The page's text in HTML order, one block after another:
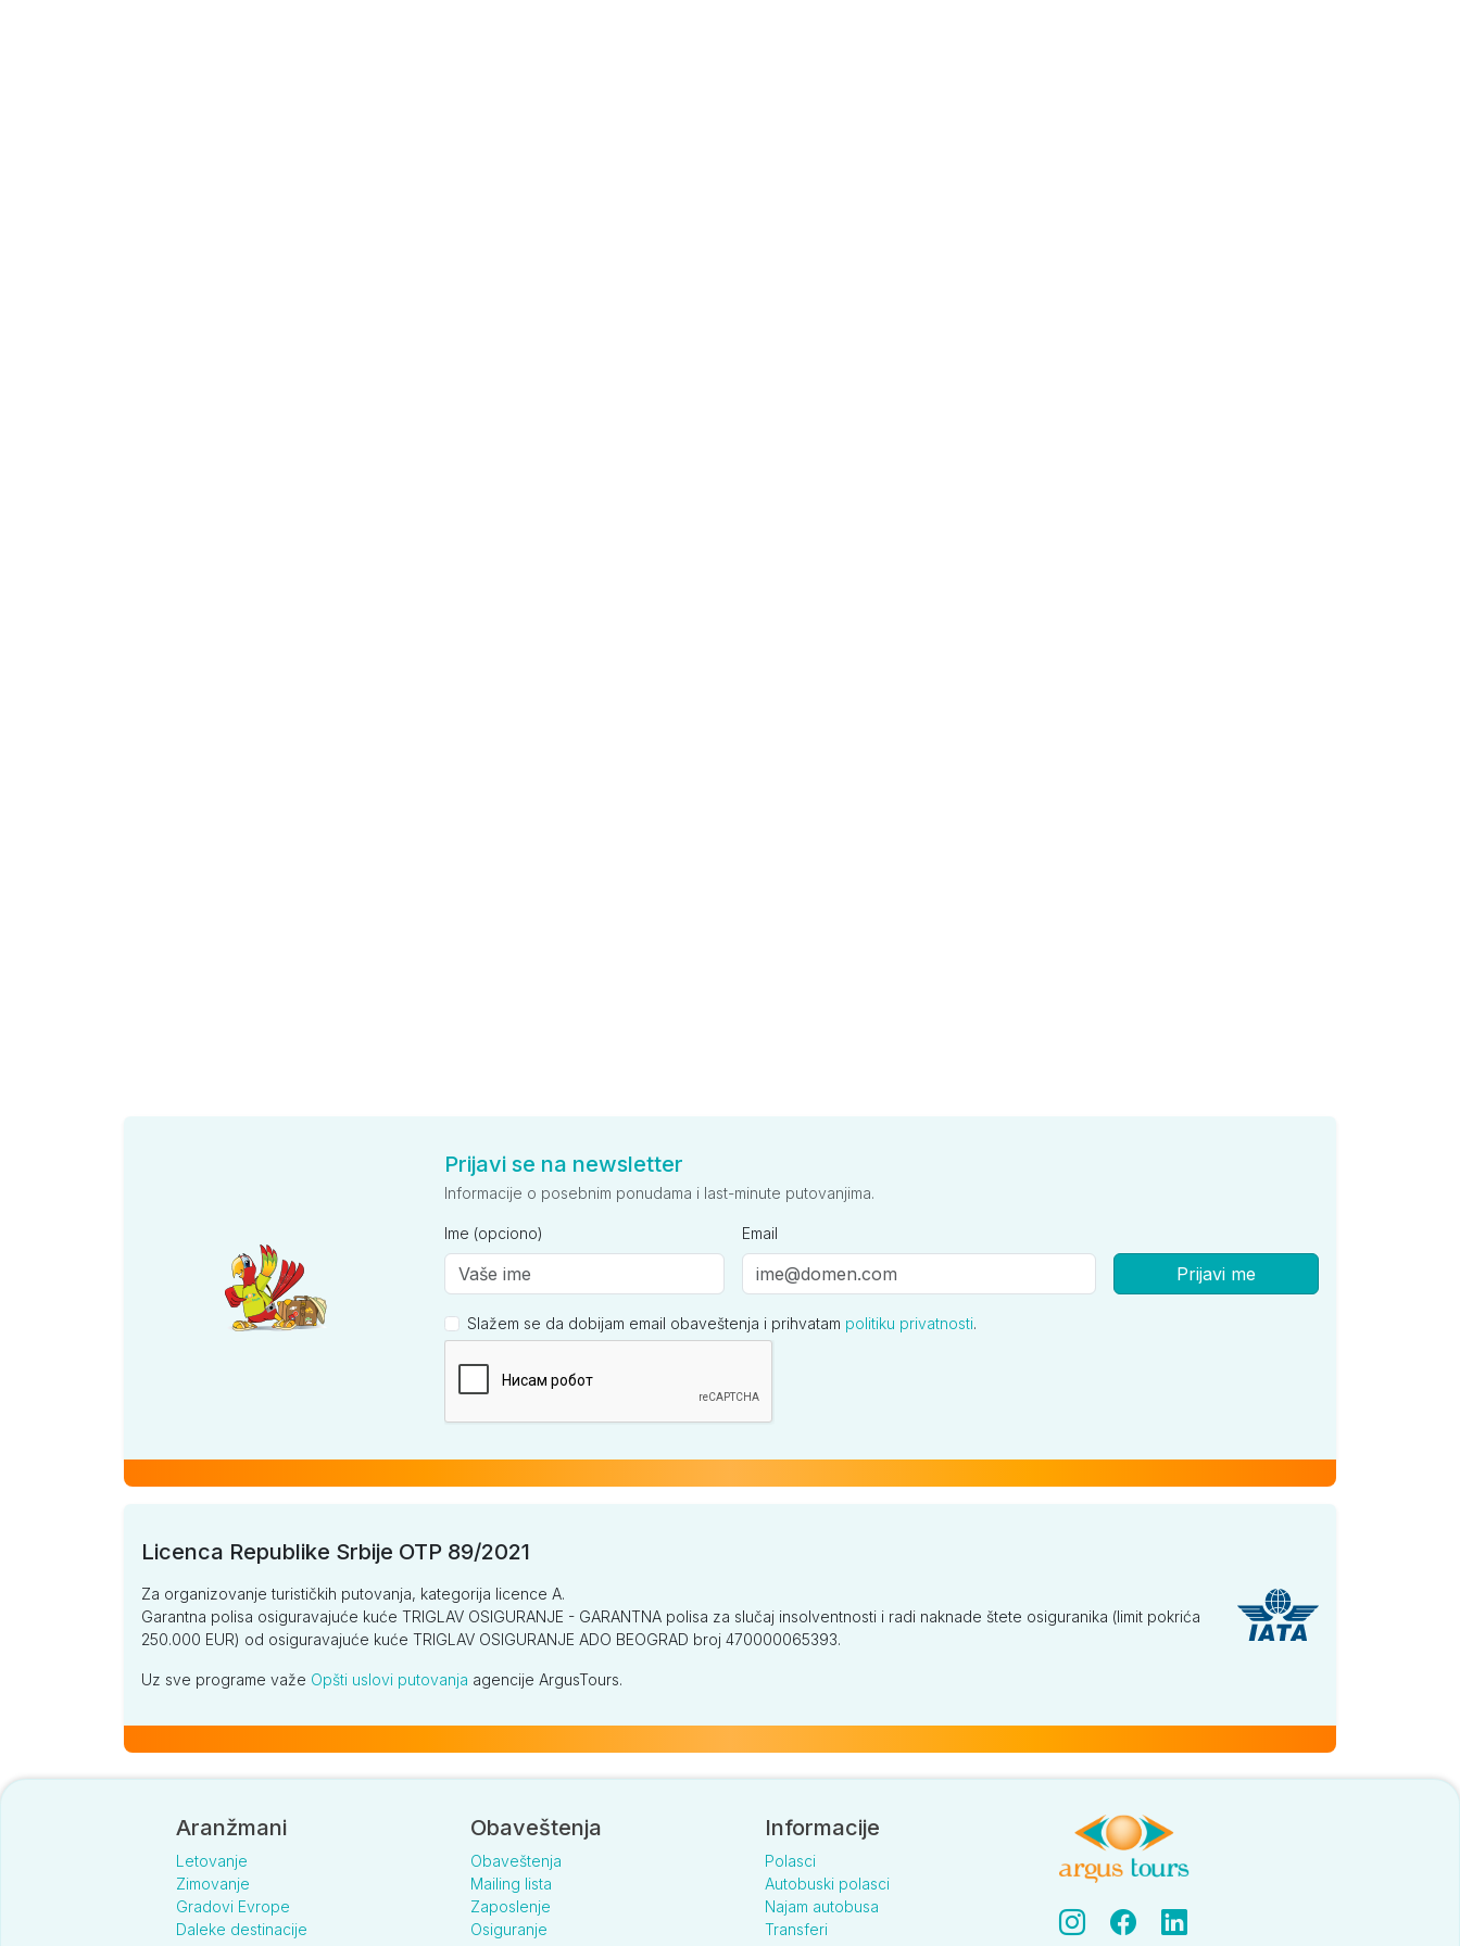
Prijavi se na newsletter
Informacije o posebnim ponudama i last-minute putovanjima.
Ime (opciono) Email
Prijavi me
Slažem se da dobijam email obaveštenja i prihvatam politiku privatnosti.
Licenca Republike Srbije OTP 89/2021
Za organizovanje turističkih putovanja, kategorija licence A.
Garantna polisa osiguravajuće kuće TRIGLAV OSIGURANJE - GARANTNA polisa za slučaj insolventnosti i radi naknade štete osiguranika (limit pokrića
250.000 EUR) od osiguravajuće kuće TRIGLAV OSIGURANJE ADO BEOGRAD broj 470000065393.
Uz sve programe važe Opšti uslovi putovanja agencije ArgusTours.
Aranžmani
Letovanje
Zimovanje
Gradovi Evrope
Daleke destinacije
Obaveštenja
Obaveštenja
Mailing lista
Zaposlenje
Osiguranje
Informacije
Polasci
Autobuski polasci
Najam autobusa
Transferi